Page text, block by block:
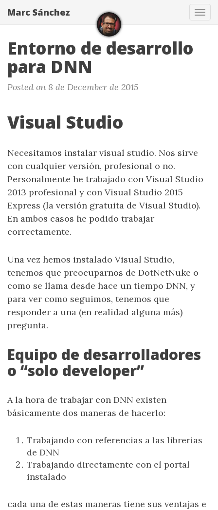
Marc Sánchez
Entorno de desarrollo
para DNN
Posted on 8 de December de 2015
Visual Studio
Necesitamos instalar visual studio. Nos sirve
con cualquier versión, profesional o no.
Personalmente he trabajado con Visual Studio
2013 profesional y con Visual Studio 2015
Express (la versión gratuita de Visual Studio).
En ambos casos he podido trabajar
correctamente.
Una vez hemos instalado Visual Studio,
tenemos que preocuparnos de DotNetNuke o
como se llama desde hace un tiempo DNN, y
para ver como seguimos, tenemos que
responder a una (en realidad alguna más)
pregunta.
Equipo de desarrolladores
o “solo developer”
A la hora de trabajar con DNN existen
básicamente dos maneras de hacerlo:
Trabajando con referencias a las librerias
de DNN
Trabajando directamente con el portal
instalado
cada una de estas maneras tiene sus ventajas e